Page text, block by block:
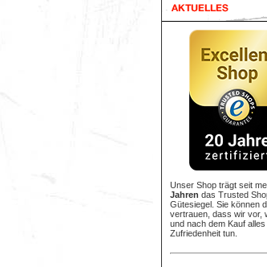
Unser Shop trägt seit
Jahren das Trusted
Gütesiegel. Sie können
vertrauen, dass wir vor,
und nach dem Kauf
Zufriedenheit tun.